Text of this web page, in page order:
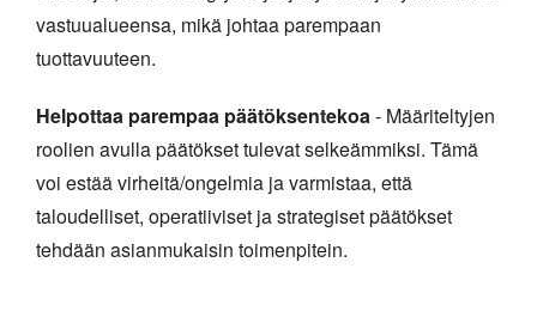
vastuualueensa, mikä johtaa parempaan
tuottavuuteen.
Helpottaa parempaa päätöksentekoa- Määriteltyjen
roolien avulla päätökset tulevat selkeämmiksi. Tämä
voi estää virheitä/ongelmia ja varmistaa, että
taloudelliset, operatiiviset ja strategiset päätökset
tehdään asianmukaisin toimenpitein.